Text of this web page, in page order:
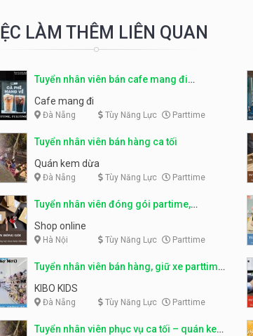
LÀM THÊM LIÊN QUAN
Tuyển nhân viên bán cafe mang đi
parttime, fulltime
Cafe mang đi
Đà Nẵng Tùy Năng Lực Parttime
Tuyển nhân viên bán hàng ca tối
Quán kem dừa
Đà Nẵng Tùy Năng Lực Parttime
Tuyển nhân viên đóng gói partime,
fulltime
Shop online
Hà Nội Tùy Năng Lực Parttime
Tuyển nhân viên bán hàng, giữ xe parttime
– Kibo Kid
KIBO KIDS
Đà Nẵng Tùy Năng Lực Parttime
Tuyển nhân viên phục vụ ca tối – quán kem